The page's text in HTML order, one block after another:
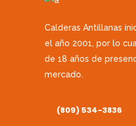
Calderas Antillanas
el año 2001, por lo
de 18 años de
mercado.
(809) 534-3836